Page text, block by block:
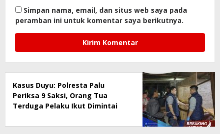
Simpan nama, email, dan situs web saya pada
peramban ini untuk komentar saya berikutnya.
Kasus Duyu: Polresta Palu
Periksa 9 Saksi, Orang Tua
Terduga Pelaku Ikut Dimintai
Berlangsung